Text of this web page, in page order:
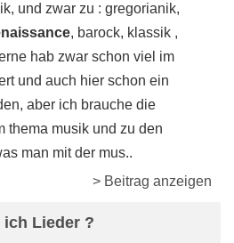
und zwar zu : gregorianik,
, barock, klassik ,
hab zwar schon viel im
und auch hier schon ein
aber ich brauche die
thema musik und zu den
man mit der mus..
> Beitrag anzeigen
ich Lieder ?